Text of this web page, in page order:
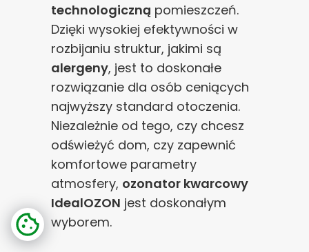
technologiczną pomieszczeń.
Dzięki wysokiej efektywności w
rozbijaniu struktur, jakimi są
alergeny, jest to doskonałe
rozwiązanie dla osób ceniących
najwyższy standard otoczenia.
Niezależnie od tego, czy chcesz
odświeżyć dom, czy zapewnić
komfortowe parametry
atmosfery, ozonator kwarcowy
IdealOZON jest doskonałym
wyborem.